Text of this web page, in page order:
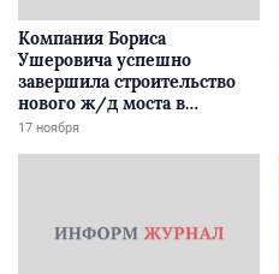
Компания Бориса
Ушеровича успешно
завершила строительство
нового ж/д моста в
Забайкалье
17 ноября